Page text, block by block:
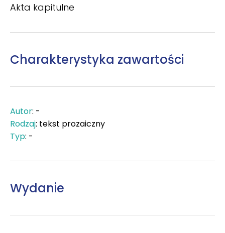
Akta kapitulne
Charakterystyka zawartości
Autor: -
Rodzaj: tekst prozaiczny
Typ: -
Wydanie